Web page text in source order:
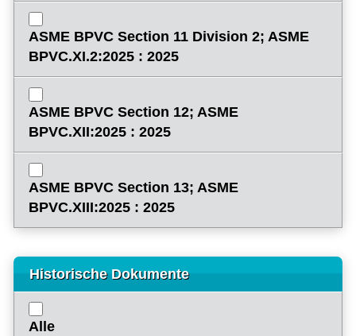
ASME BPVC Section 11 Division 2; ASME
BPVC.XI.2:2025 : 2025
ASME BPVC Section 12; ASME
BPVC.XII:2025 : 2025
ASME BPVC Section 13; ASME
BPVC.XIII:2025 : 2025
Historische Dokumente
Alle